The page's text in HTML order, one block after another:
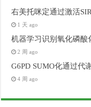
右美托咪定通过激活
1 天 ago
机器学习识别氧化磷酸
2 周 ago
G6PD SUMO化通过代
4 周 ago